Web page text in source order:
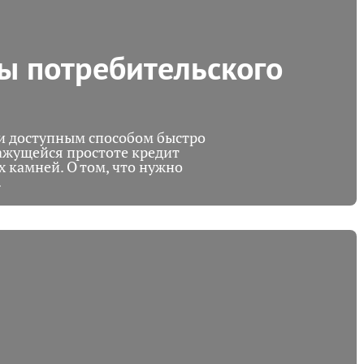
потребительского
доступным способом быстро
простоте кредит
камней. О том, что нужно